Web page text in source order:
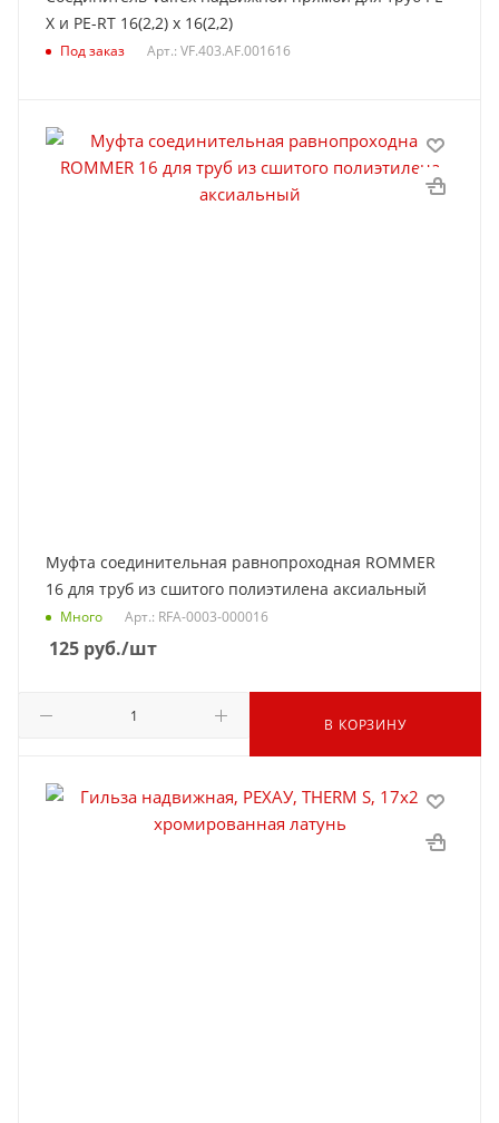
Х и PE-RT 16(2,2) х 16(2,2)
Под заказ Арт.: VF.403.AF.001616
Муфта соединительная равнопроходная ROMMER
16 для труб из сшитого полиэтилена аксиальный
Много Арт.: RFA-0003-000016
125 руб./шт
В КОРЗИНУ